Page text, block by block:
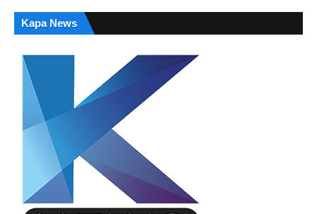
Kapa News